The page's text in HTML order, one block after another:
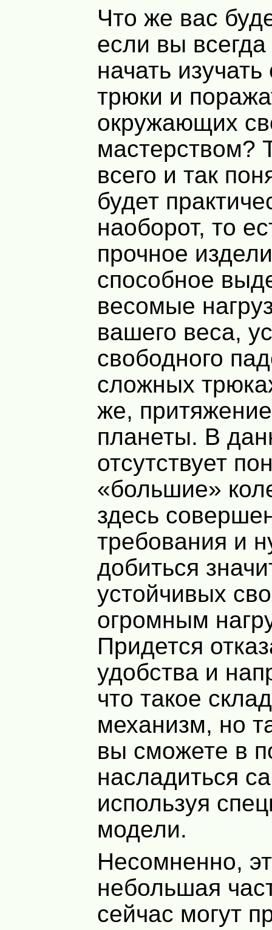
Что же вас
если вы всегда
начать
трюки и
окружающих
мастерством?
всего и так
будет
наоборот, то
прочное
способное
весомые
вашего веса,
свободного
сложных
же,
планеты. В
отсутствует
«большие»
здесь
требования и
добиться
устойчивых
огромным
Придется
удобства и
что такое
механизм, но
вы сможете в
насладиться
используя
модели.
Несомненно,
небольшая
сейчас могут